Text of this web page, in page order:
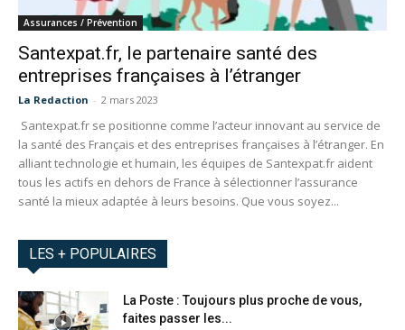
Assurances / Prévention
Santexpat.fr, le partenaire santé des
entreprises françaises à l’étranger
La Redaction - 2 mars 2023
Santexpat.fr se positionne comme l’acteur innovant au service de
la santé des Français et des entreprises françaises à l’étranger. En
alliant technologie et humain, les équipes de Santexpat.fr aident
tous les actifs en dehors de France à sélectionner l’assurance
santé la mieux adaptée à leurs besoins. Que vous soyez...
LES + POPULAIRES
La Poste : Toujours plus proche de vous,
faites passer les...